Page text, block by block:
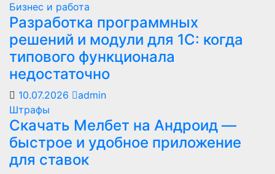
Бизнес и работа
Разработка программных
решений и модули для 1С: когда
типового функционала
недостаточно
10.07.2026
admin
Штрафы
Скачать Мелбет на Андроид —
быстрое и удобное приложение
для ставок